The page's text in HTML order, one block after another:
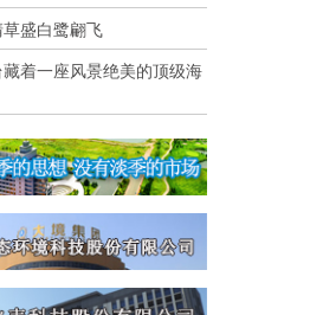
盛白鹭翩飞
着一座风景绝美的顶级海